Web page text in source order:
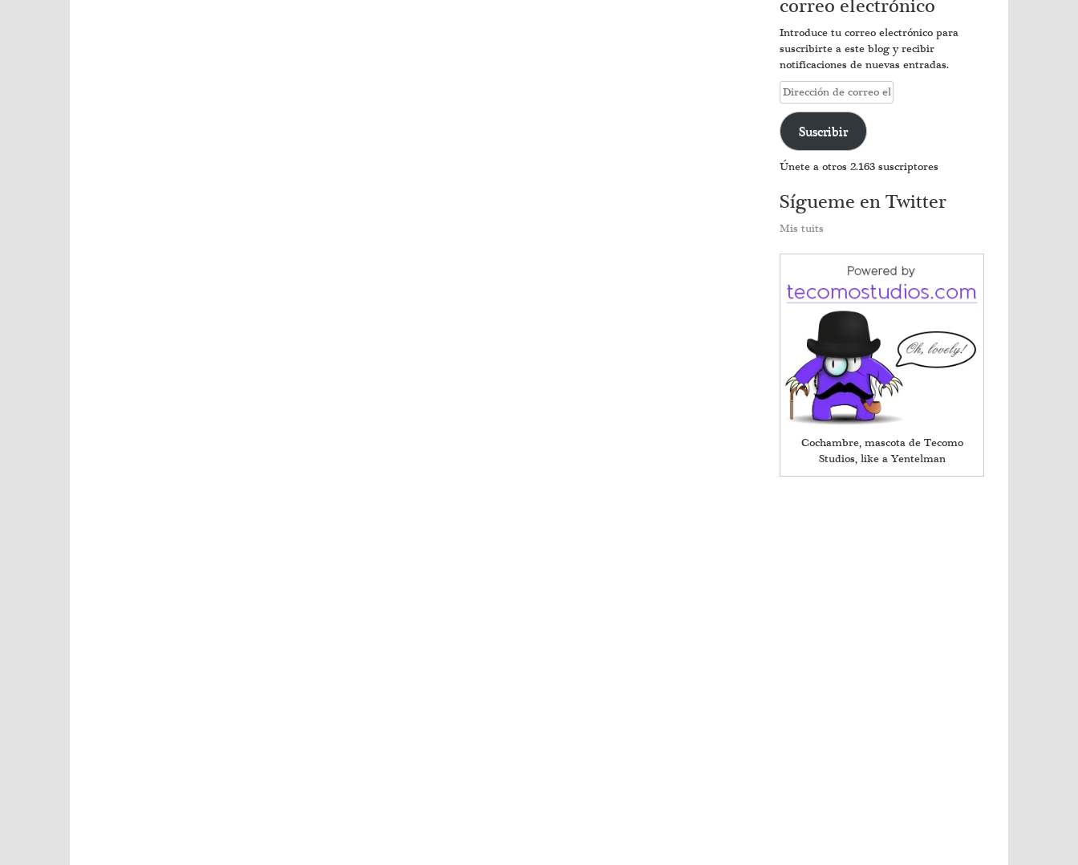
correo electrónico
Introduce tu correo electrónico para
suscribirte a este blog y recibir
notificaciones de nuevas entradas.
Dirección
de
correo
electrónico
Suscribir
Únete a otros 2.163 suscriptores
Sígueme en Twitter
Mis tuits
Cochambre, mascota de Tecomo
Studios, like a Yentelman